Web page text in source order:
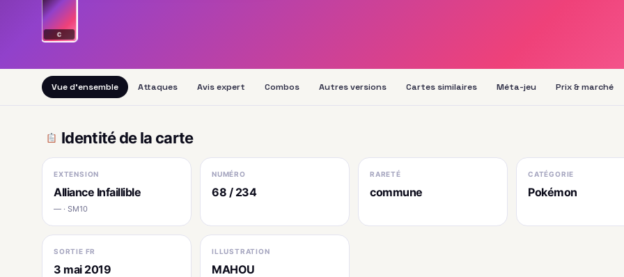
C
Vue d'ensemble Attaques Avis expert Combos Autres versions Cartes similaires Méta-jeu Prix & marché
Identité de la carte
EXTENSION
Alliance Infaillible
— · SM10
NUMÉRO
68 / 234
RARETÉ
commune
CATÉGORIE
Pokémon
SORTIE FR
3 mai 2019
ILLUSTRATION
MAHOU